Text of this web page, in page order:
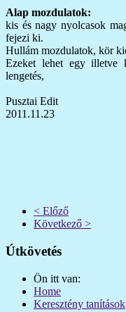
Alap mozdulatok:
kis és nagy nyolcasok
fejezi ki.
Hullám mozdulatok, kör
Ezeket lehet egy illetve
lengetés,
Pusztai Edit
2011.11.23
< Előző
Következő >
Útkövetés
Ön itt van:
Home
Keresztény tanítások